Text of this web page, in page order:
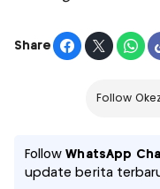
Share
Follow
FollowWhatsApp
update berita